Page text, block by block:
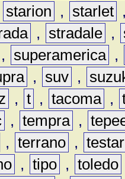
starion , starlet
, stradale ,
, superamerica ,
, suv ,
, t , tacoma ,
, tempra ,
, terrano ,
, tipo , toledo